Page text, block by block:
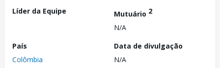
Líder da Equipe
Mutuário 2
N/A
País
Colômbia
Data de divulgação
N/A